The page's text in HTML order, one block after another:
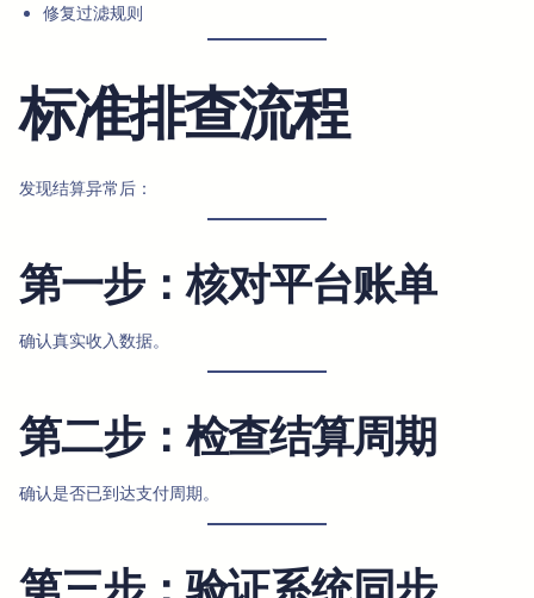
修复过滤规则
标准排查流程
发现结算异常后：
第一步：核对平台账单
确认真实收入数据。
第二步：检查结算周期
确认是否已到达支付周期。